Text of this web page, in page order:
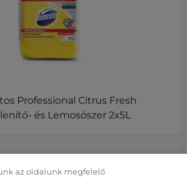
Professional Citrus Fresh
és Lemosószer 2x5L
az oldalunk megfelelő